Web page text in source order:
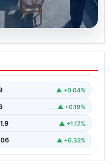
Sandalye Engel
sakinlerinin ve▲ +0.04%
▲ +0.19%
▲ +1.17%
▲ +0.32%